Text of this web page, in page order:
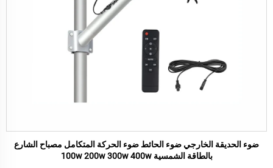
ضوء الحديقة الخارجي ضوء الحائط ضوء الحركة المتكامل مصباح الشارع
بالطاقة الشمسية 100w 200w 300w 400w